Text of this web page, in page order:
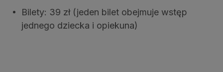
Bilety: 39 zł (jeden bilet obejmuje wstęp
jednego dziecka i opiekuna)